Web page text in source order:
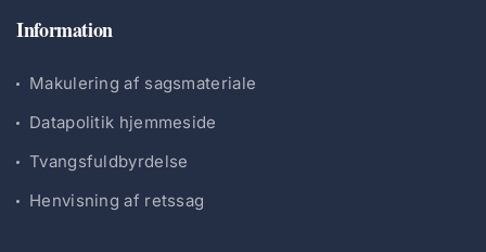
Information
Makulering af sagsmateriale
Datapolitik hjemmeside
Tvangsfuldbyrdelse
Henvisning af retssag